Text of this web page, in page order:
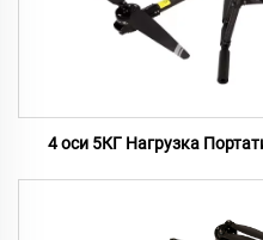
4 оси 5КГ Нагрузка